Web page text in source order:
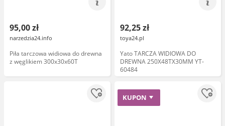
95,00 zł
narzedzia24.info
Piła tarczowa widiowa do drewna
z węglikiem 300x30x60T
92,25 zł
toya24.pl
Yato TARCZA WIDIOWA DO
DREWNA 250X48TX30MM YT-
60484
KUPON